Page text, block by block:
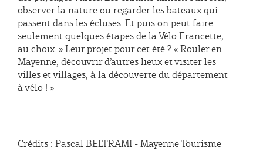
observer la nature ou regarder les bateaux qui
passent dans les écluses. Et puis on peut faire
seulement quelques étapes de la Vélo Francette,
au choix. » Leur projet pour cet été ? « Rouler en
Mayenne, découvrir d’autres lieux et visiter les
villes et villages, à la découverte du département
à vélo ! »
Crédits : Pascal BELTRAMI - Mayenne Tourisme